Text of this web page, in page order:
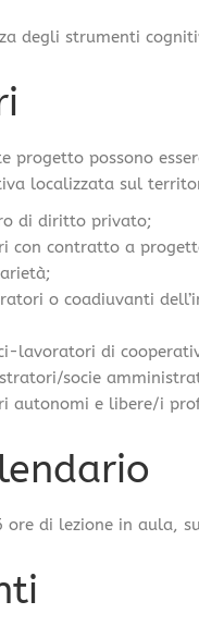
degli strumenti
progetto possono
localizzata sul
di diritto privato;
con contratto a
o coadiuvanti
lavoratori di
socie
autonomi e libere/i
ore di lezione in aula,